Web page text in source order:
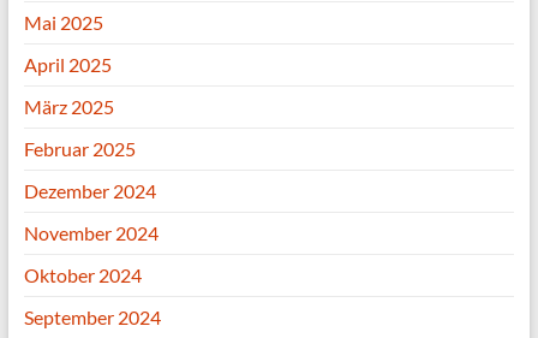
Mai 2025
April 2025
März 2025
Februar 2025
Dezember 2024
November 2024
Oktober 2024
September 2024